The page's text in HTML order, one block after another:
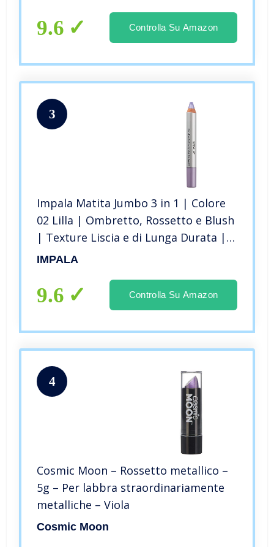
Velocity(15)
9.6 Controlla Su Amazon
3
Impala Matita Jumbo 3 in 1 | Colore
02 Lilla | Ombretto, Rossetto e Blush
| Texture Liscia e di Lunga Durata |
Colore Intenso
IMPALA
9.6 Controlla Su Amazon
4
Cosmic Moon – Rossetto metallico –
5g – Per labbra straordinariamente
metalliche – Viola
Cosmic Moon